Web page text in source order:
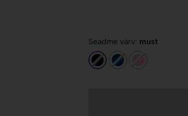
Seadme värv: must
musttumesinineheleroosa